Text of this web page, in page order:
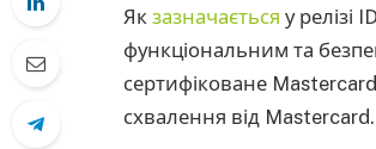
Як зазначається у релізі
функціональним та
сертифіковане
схвалення від Mastercard.